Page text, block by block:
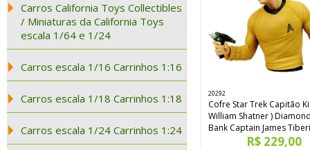
Carros California Toys Collectibles
/ Miniaturas da California Toys
escala 1/64 e 1/24
Carros escala 1/16 Carrinhos 1:16
Carros escala 1/18 Carrinhos 1:18
Carros escala 1/24 Carrinhos 1:24
20292
Cofre Star Trek Capitão
William Shatner )
Bank Captain James
R$ 229,00